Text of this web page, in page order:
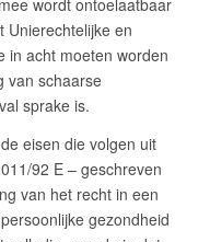
wordt ontoelaatbaar
Unierechtelijke en
in acht moeten worden
van schaarse
sprake is.
eisen die volgen uit
92 E – geschreven
van het recht in een
gezondheid